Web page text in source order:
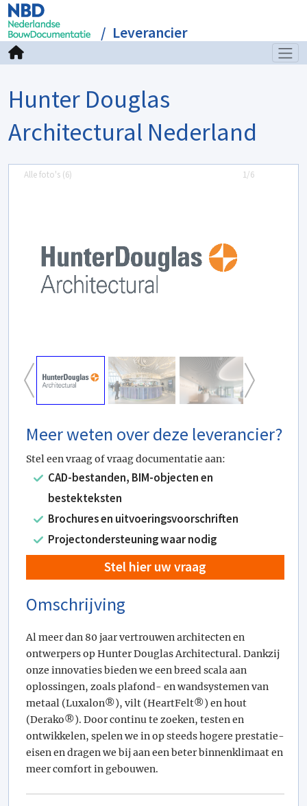
Leverancier
Hunter Douglas
Architectural Nederland
Alle foto's (6) 1/6
Meer weten over deze leverancier?
Stel een vraag of vraag documentatie aan:
CAD-bestanden, BIM-objecten en
bestekteksten
Brochures en uitvoeringsvoorschriften
Projectondersteuning waar nodig
Stel hier uw vraag
Omschrijving
Al meer dan 80 jaar vertrouwen architecten en
ontwerpers op Hunter Douglas Architectural. Dankzij
onze innovaties bieden we een breed scala aan
oplossingen, zoals plafond- en wandsystemen van
metaal (Luxalon®), vilt (HeartFelt®) en hout
(Derako®). Door continu te zoeken, testen en
ontwikkelen, spelen we in op steeds hogere prestatie-
eisen en dragen we bij aan een beter binnenklimaat en
meer comfort in gebouwen.